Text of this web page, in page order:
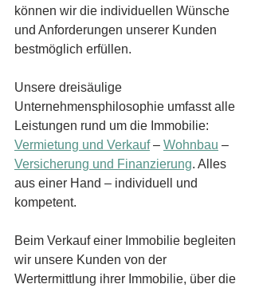
können wir die individuellen Wünsche
und Anforderungen unserer Kunden
bestmöglich erfüllen.
Unsere dreisäulige
Unternehmensphilosophie umfasst alle
Leistungen rund um die Immobilie:
Vermietung und Verkauf – Wohnbau –
Versicherung und Finanzierung. Alles
aus einer Hand – individuell und
kompetent.
Beim Verkauf einer Immobilie begleiten
wir unsere Kunden von der
Wertermittlung ihrer Immobilie, über die